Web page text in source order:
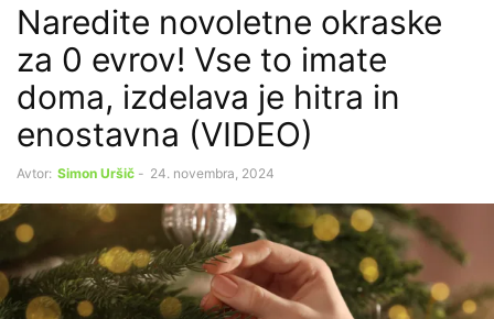
Naredite novoletne okraske
za 0 evrov! Vse to imate
doma, izdelava je hitra in
enostavna (VIDEO)
Avtor: Simon Uršič - 24. novembra, 2024